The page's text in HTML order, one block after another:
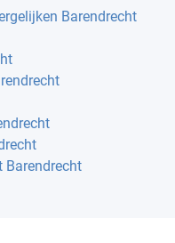
Barendrecht
Barendrecht